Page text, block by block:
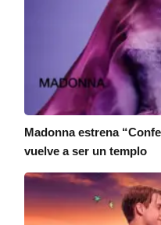
Madonna estrena
vuelve a ser un templo